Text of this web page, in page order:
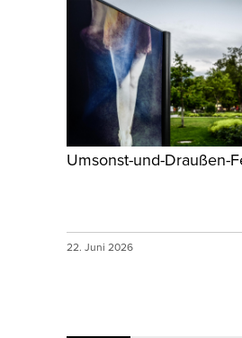
Umsonst-und-Draußen-
22. Juni 2026